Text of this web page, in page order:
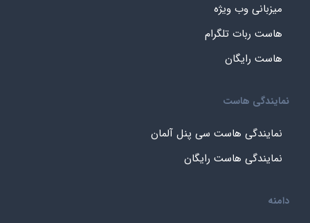
میزبانی وب ویژه
هاست ربات تلگرام
هاست رایگان
نمایندگی هاست
نمایندگی هاست سی پنل آلمان
نمایندگی هاست رایگان
دامنه